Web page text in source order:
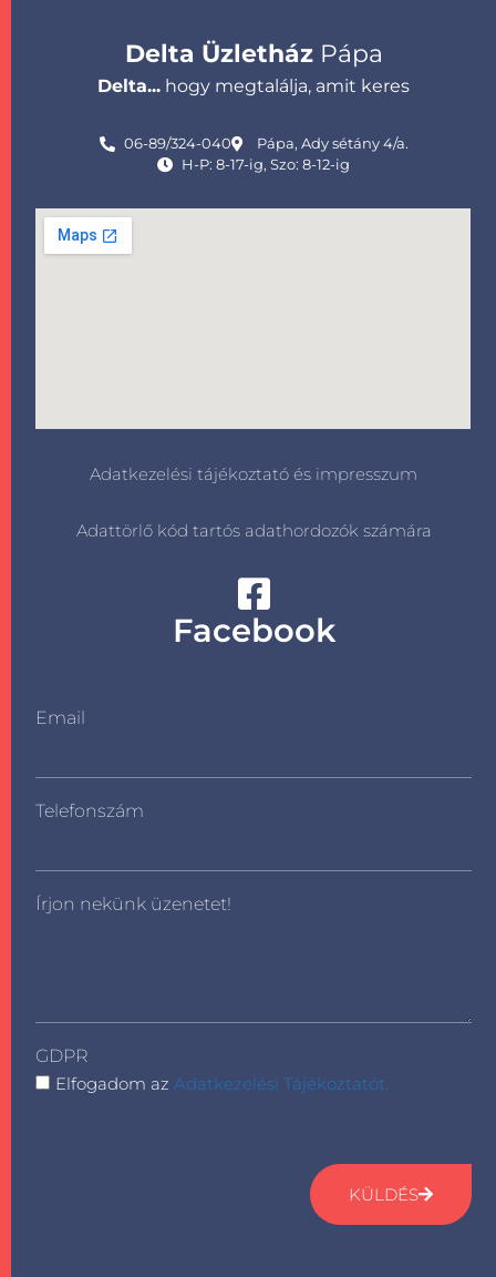
Delta ÜzletházPápa
Delta... hogy megtalálja, amit keres
06-89/324-040
Pápa, Ady sétány 4/a.
H-P: 8-17-ig, Szo: 8-12-ig
Adatkezelési tájékoztató és impresszum
Adattörlő kód tartós adathordozók számára
Facebook
Email
Telefonszám
Írjon nekünk üzenetet!
GDPR
Elfogadom azAdatkezelési Tájékoztatót.
KÜLDÉS